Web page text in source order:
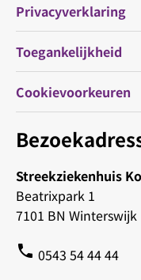
Streekziekenhuis
Beatrixpark 1
7101 BN Winterswijk
phone 0543 54 44 44
Privacyverklaring
Toegankelijkheid
Cookievoorkeuren